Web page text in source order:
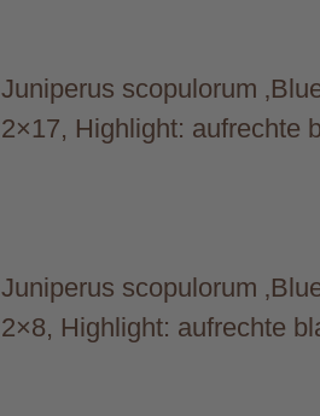
Juniperus scopulorum
2×17, Highlight: aufrechte
Juniperus scopulorum
2×8, Highlight: aufrechte